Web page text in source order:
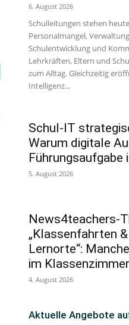
6. August 2026
Schulleitungen stehen
Personalmangel,
Schulentwicklung und
Lehrkräften, Eltern und
zum Alltag. Gleichzeitig
Intelligenz...
Schul-IT
Warum digitale
Führungsaufgabe
5. August 2026
News4teachers-
„Klassenfahrten
Lernorte“:
im Klassenzimmer
4. August 2026
Aktuelle Angebote